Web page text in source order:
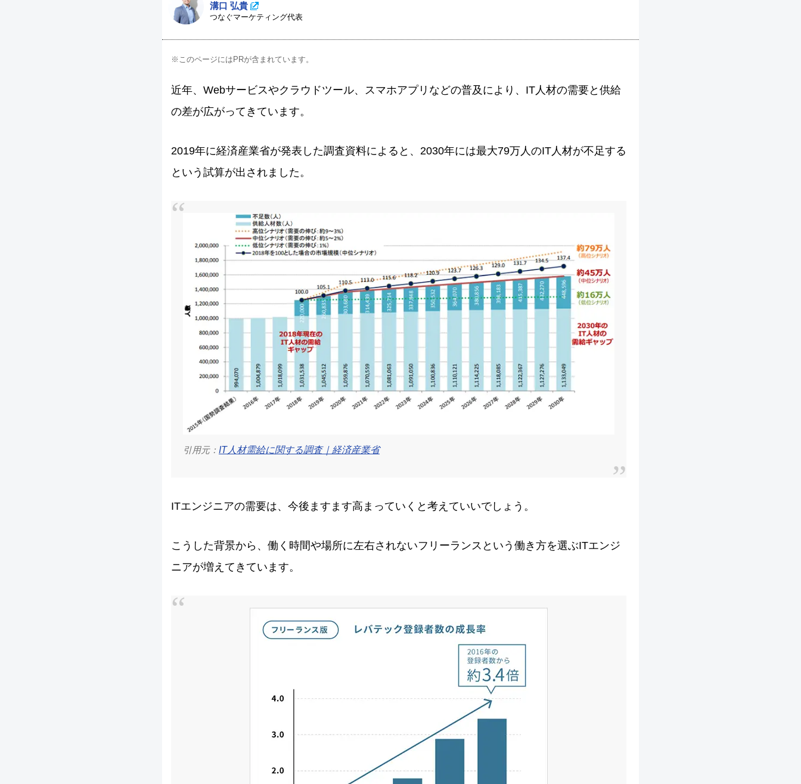
溝口 弘貴
つなぐマーケティング代表
※このページにはPRが含まれています。
近年、Webサービスやクラウドツール、スマホアプリなどの普及により、IT人材の需要と供給
の差が広がってきています。
2019年に経済産業省が発表した調査資料によると、2030年には最大79万人のIT人材が不足する
という試算が出されました。
引用元： IT人材需給に関する調査｜経済産業省
ITエンジニアの需要は、今後ますます高まっていくと考えていいでしょう。
こうした背景から、働く時間や場所に左右されないフリーランスという働き方を選ぶITエンジ
ニアが増えてきています。